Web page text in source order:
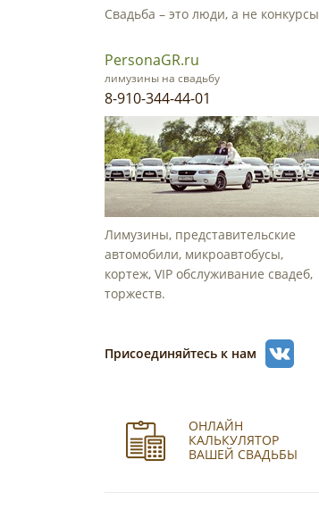
Свадьба – это люди, а не конкурсы
PersonaGR.ru
лимузины на свадьбу
8-910-344-44-01
Лимузины, представительские
автомобили, микроавтобусы,
кортеж, VIP обслуживание свадеб,
торжеств.
Присоединяйтесь к нам
ОНЛАЙН
КАЛЬКУЛЯТОР
ВАШЕЙ СВАДЬБЫ